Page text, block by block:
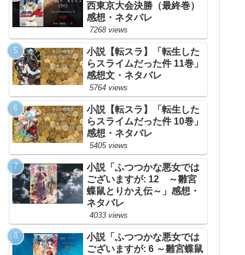
西東京大会決勝（最終巻）
感想・ネタバレ
7268 views
小説【転スラ】「転生した
らスライムだった件 11巻」
感想文・ネタバレ
5764 views
小説【転スラ】「転生した
らスライムだった件 10巻」
感想・ネタバレ
5405 views
小説「ふつつかな悪女では
ございますが: 12 ～雛宮
蝶鼠とりかえ伝～」感想・
ネタバレ
4033 views
小説「ふつつかな悪女では
ございますが: 6 ～雛宮蝶鼠